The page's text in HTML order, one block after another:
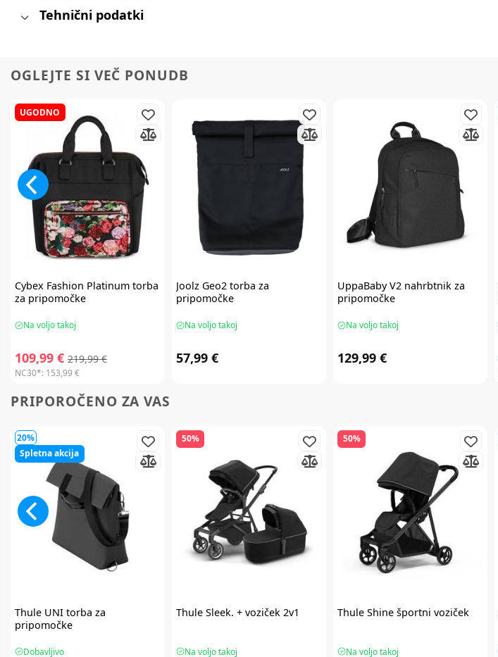
Tehnični podatki
OGLEJTE SI VEČ PONUDB
UGODNO
Cybex Fashion Platinum torba
za pripomočke
Na voljo takoj
109,99 € 219,99 €
NC30*: 153,99 €
Joolz Geo2 torba za
pripomočke
Na voljo takoj
57,99 €
UppaBabyV2 nahrbtnik za
pripomočke
Na voljo takoj
129,99 €
PRIPOROČENO ZA VAS
20%
Spletna akcija
ThuleUNI torba za
pripomočke
Dobavljivo
50%
Thule Sleek. + voziček 2v1
Na voljo takoj
50%
Thule Shine športni voziček
Na voljo takoj